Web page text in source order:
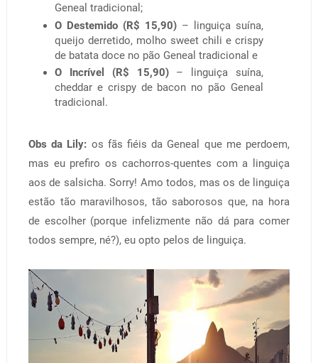
Geneal tradicional;
O Destemido (R$ 15,90) – linguiça suína,
queijo derretido, molho sweet chili e crispy
de batata doce no pão Geneal tradicional e
O Incrível (R$ 15,90) – linguiça suína,
cheddar e crispy de bacon no pão Geneal
tradicional.
Obs da Lily: os fãs fiéis da Geneal que me perdoem,
mas eu prefiro os cachorros-quentes com a linguiça
aos de salsicha. Sorry! Amo todos, mas os de linguiça
estão tão maravilhosos, tão saborosos que, na hora
de escolher (porque infelizmente não dá para comer
todos sempre, né?), eu opto pelos de linguiça.